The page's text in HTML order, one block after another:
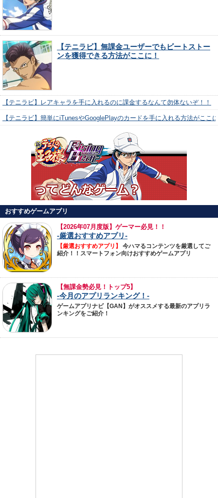
【テニラビ】無課金ユーザーでもビートストー
ンを獲得できる方法がここに！
【テニラビ】レアキャラを手に入れるのに課金するなんて勿体ないぞ！！
【テニラビ】簡単にiTunesやGooglePlayのカードを手に入れる方法がここ
おすすめゲームアプリ
【2026年07月度版】ゲーマー必見！！
-厳選おすすめアプリ-
【厳選おすすめアプリ】
今ハマるコンテンツを厳選してご
紹介！！スマートフォン向けおすすめゲームアプリ
【無課金勢必見！トップ5】
-今月のアプリランキング！-
ゲームアプリナビ【GAN】がオススメする最新のアプリラ
ンキングをご紹介！